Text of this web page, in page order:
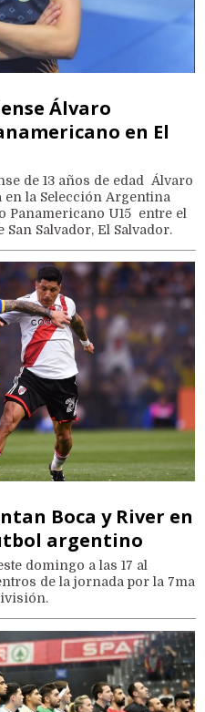
Álvaro
en El
de 13 años de edad Álvaro
la Selección Argentina
Panamericano U15 entre el
San Salvador, El Salvador.
Boca y River en
argentino
domingo a las 17 al
de la jornada por la 7ma